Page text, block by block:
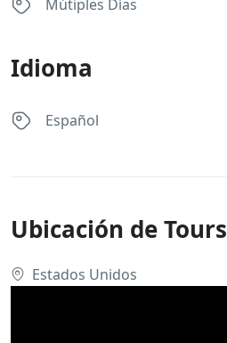
Mútiples Días
Idioma
Español
Ubicación de Tours
Estados Unidos